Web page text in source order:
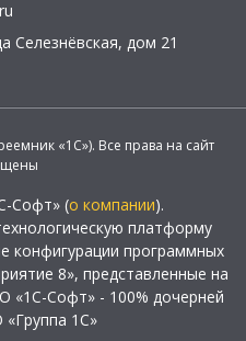
Селезнёвская, дом 21
«1С»). Все права на сайт
Софт» (о компании).
платформу
конфигурации программных
8», представленные на
«1С-Софт» - 100% дочерней
1С»